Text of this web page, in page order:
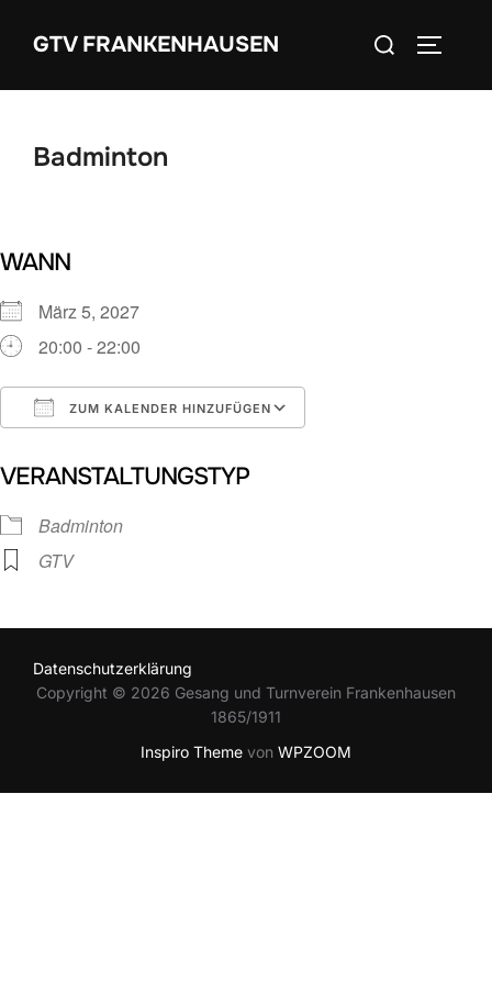
InhaltGTV FRANKENHAUSEN
Suchen
Badminton
WANN
März 5, 2027
20:00 - 22:00
ZUM KALENDER HINZUFÜGEN
VERANSTALTUNGSTYP
Badminton
GTV
Datenschutzerklärung
Copyright © 2026 Gesang und Turnverein Frankenhausen
1865/1911
Inspiro Theme von WPZOOM